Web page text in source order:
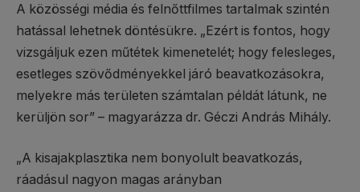
A közösségi média és felnőttfilmes tartalmak szintén
hatással lehetnek döntésükre. „Ezért is fontos, hogy
vizsgáljuk ezen műtétek kimenetelét; hogy felesleges,
esetleges szövődményekkel járó beavatkozásokra,
melyekre más területen számtalan példát látunk, ne
kerüljön sor” – magyarázza dr. Géczi András Mihály.
„A kisajakplasztika nem bonyolult beavatkozás,
ráadásul nagyon magas arányban